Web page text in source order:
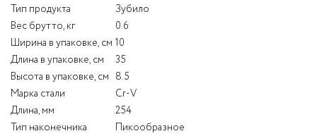
Тип продукта
Зубило
Вес брутто, кг
0.6
Ширина в упаковке, см 10
Длина в упаковке, см
35
Высота в упаковке, см 8.5
Марка стали
Cr-V
Длина, мм
254
Тип наконечника
Пикообразное